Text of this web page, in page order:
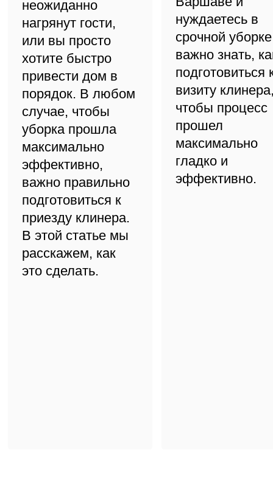
неожиданно
нагрянут гости,
или вы просто
хотите быстро
привести дом в
порядок. В любом
случае, чтобы
уборка прошла
максимально
эффективно,
важно правильно
подготовиться к
приезду клинера.
В этой статье мы
расскажем, как
это сделать.
нуждаетесь в
срочной
важно знать,
подготовиться
визиту
чтобы процесс
прошел
максимально
гладко и
эффективно.